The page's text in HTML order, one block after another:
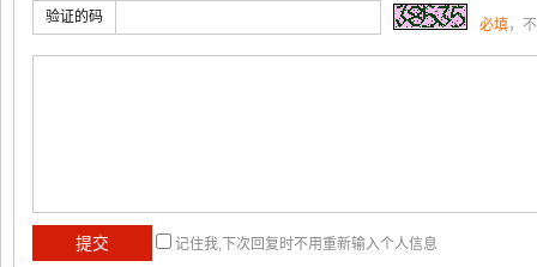
验证的码 必填，
记住我,下次回复时不用重新输入个人信息